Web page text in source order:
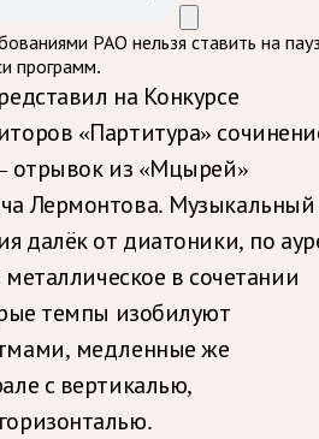
РАО нельзя ставить на
программ.
на Конкурсе
«Партитура»
отрывок из «Мцырей»
Лермонтова. Музыкальный
далёк от диатоники, по
в сочетании
темпы изобилуют
медленные же
с вертикалью,